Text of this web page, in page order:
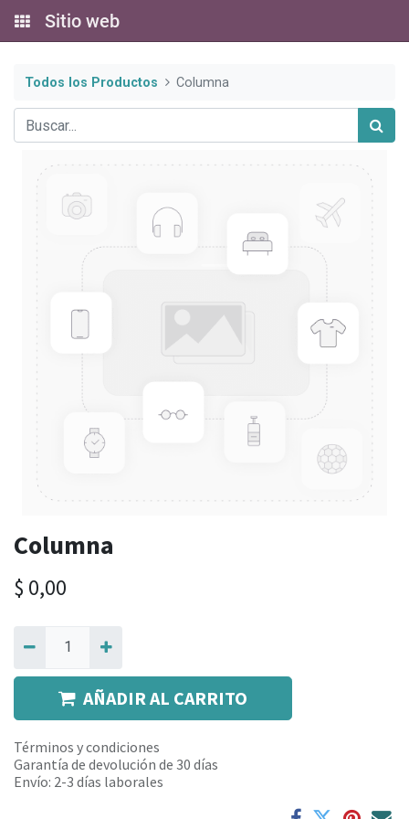
Sitio web
Todos los Productos Columna
Columna
$ 0,00
AÑADIR AL CARRITO
Términos y condiciones
Garantía de devolución de 30 días
Envío: 2-3 días laborales